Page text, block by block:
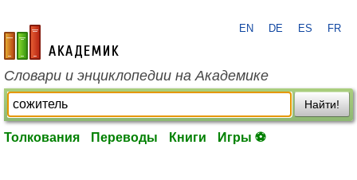
academic.ru
EN DE ES FR
Словари и энциклопедии на Академике
Найти!
Толкования Переводы Книги Игры ⚽